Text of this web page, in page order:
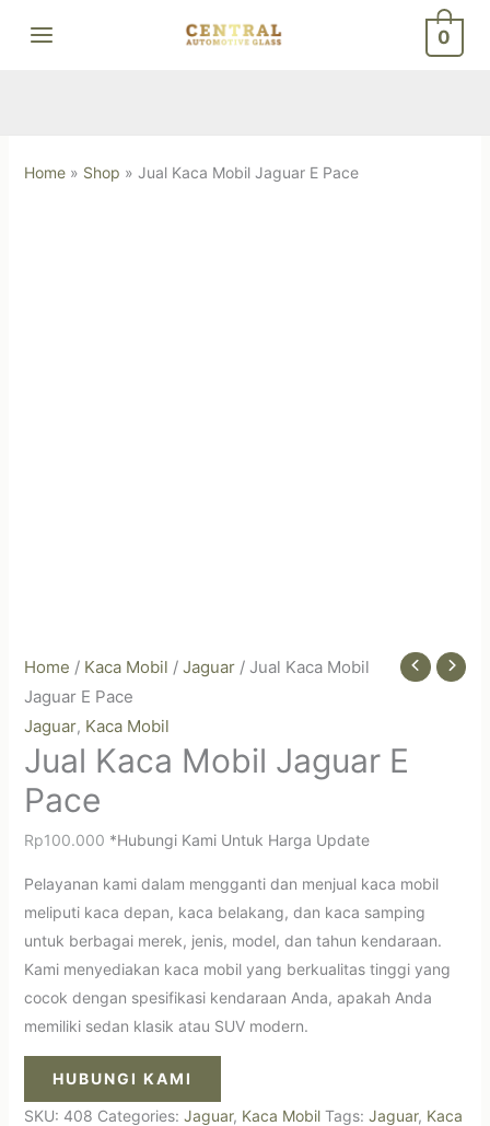
0
Home» Shop » Jual Kaca Mobil Jaguar E Pace
Home / Kaca Mobil / Jaguar/ Jual Kaca Mobil
Jaguar E Pace
Jaguar, Kaca Mobil
Jual Kaca Mobil Jaguar E
Pace
Rp100.000 *Hubungi Kami Untuk Harga Update
Pelayanan kami dalam mengganti dan menjual kaca mobil
meliputi kaca depan, kaca belakang, dan kaca samping
untuk berbagai merek, jenis, model, dan tahun kendaraan.
Kami menyediakan kaca mobil yang berkualitas tinggi yang
cocok dengan spesifikasi kendaraan Anda, apakah Anda
memiliki sedan klasik atau SUV modern.
HUBUNGI KAMI
SKU: 408 Categories: Jaguar, Kaca Mobil Tags: Jaguar, Kaca